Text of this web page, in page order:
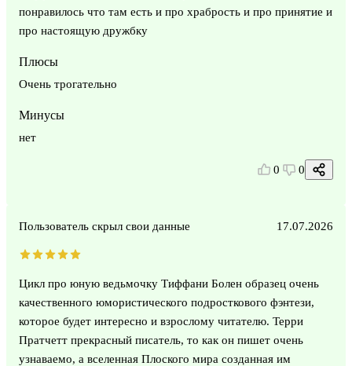
понравилось что там есть и про храбрость и про принятие и
про настоящую дружбку
Плюсы
Очень трогательно
Минусы
нет
0 0
Пользователь скрыл свои данные 17.07.2026
Цикл про юную ведьмочку Тиффани Болен образец очень
качественного юмористического подросткового фэнтези,
которое будет интересно и взрослому читателю. Терри
Пратчетт прекрасный писатель, то как он пишет очень
узнаваемо, а вселенная Плоского мира созданная им